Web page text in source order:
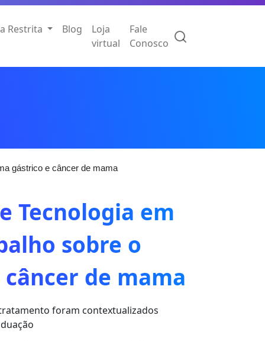
Restrita Blog
Loja
virtual
Fale
Conosco
gástrico e câncer de mama
Tecnologia em
sobre o
de mama
foram contextualizados